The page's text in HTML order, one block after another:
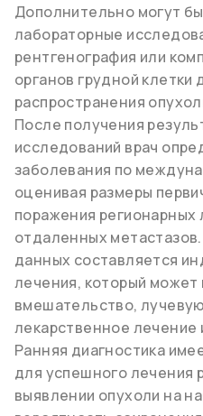
Дополнительно могут
лабораторные
рентгенография или
органов грудной клетки
распространения
После получения
исследований врач
заболевания по
оценивая размеры
поражения регионарных
отдаленных
данных составляется
лечения, который может
вмешательство,
лекарственное лечение
Ранняя диагностика
для успешного лечения
выявлении опухоли на